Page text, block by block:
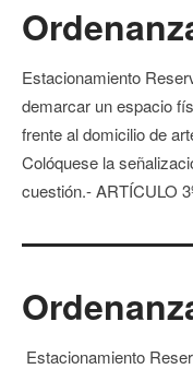
Estacionamiento
demarcar un espacio
frente al domicilio de
Colóquese la
cuestión.- ARTÍCULO
Estacionamiento